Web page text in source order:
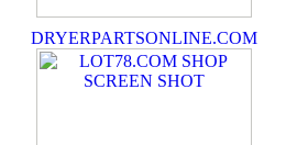
DRYERPARTSONLINE.COM